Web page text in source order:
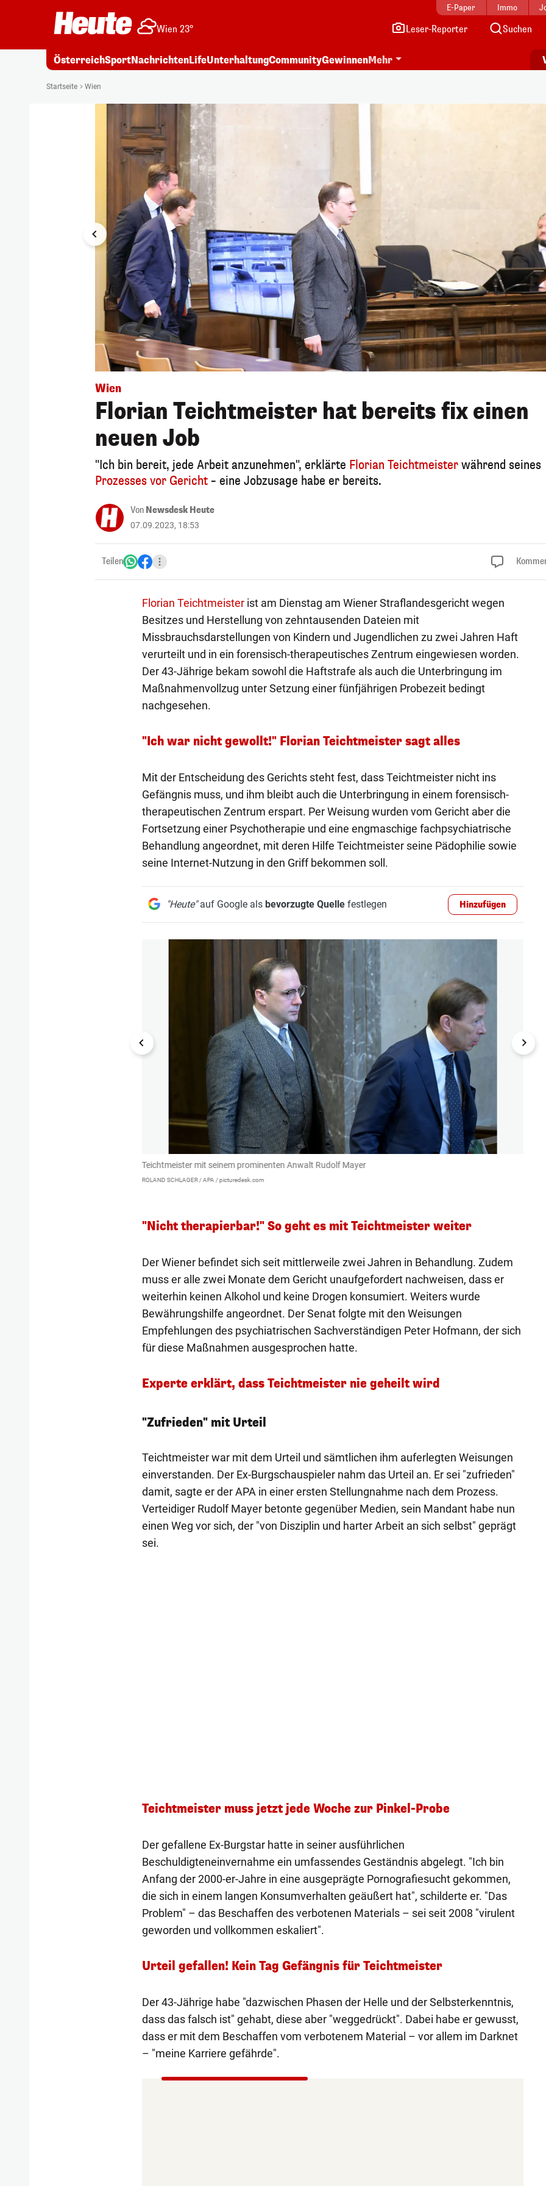
E-Paper Immo
Wien 23° Leser-Reporter Suchen
ÖsterreichSportNachrichtenLifeUnterhaltungCommunityGewinnenMehr
Startseite Wien
Wien
Florian Teichtmeister hat bereits fix einen
neuen Job
"Ich bin bereit, jede Arbeit anzunehmen", erklärte Florian Teichtmeisterwährend seines
Prozesses vor Gericht – eine Jobzusage habe er bereits.
Von Newsdesk Heute
07.09.2023, 18:53
Teilen
Florian Teichtmeisterist am Dienstag am Wiener Straflandesgericht wegen
Besitzes und Herstellung von zehntausenden Dateien mit
Missbrauchsdarstellungen von Kindern und Jugendlichen zu zwei Jahren Haft
verurteilt und in ein forensisch-therapeutisches Zentrum eingewiesen worden.
Der 43-Jährige bekam sowohl die Haftstrafe als auch die Unterbringung im
Maßnahmenvollzug unter Setzung einer fünfjährigen Probezeit bedingt
nachgesehen.
"Ich war nicht gewollt!" Florian Teichtmeister sagt alles
Mit der Entscheidung des Gerichts steht fest, dass Teichtmeister nicht ins
Gefängnis muss, und ihm bleibt auch die Unterbringung in einem forensisch-
therapeutischen Zentrum erspart. Per Weisung wurden vom Gericht aber die
Fortsetzung einer Psychotherapie und eine engmaschige fachpsychiatrische
Behandlung angeordnet, mit deren Hilfe Teichtmeister seine Pädophilie sowie
seine Internet-Nutzung in den Griff bekommen soll.
"Heute"auf Google als bevorzugte Quellefestlegen Hinzufügen
1/11
Teichtmeister mit seinem prominenten Anwalt Rudolf Mayer
ROLAND SCHLAGER / APA / picturedesk.com
"Nicht therapierbar!" So geht es mit Teichtmeister weiter
Der Wiener befindet sich seit mittlerweile zwei Jahren in Behandlung. Zudem
muss er alle zwei Monate dem Gericht unaufgefordert nachweisen, dass er
weiterhin keinen Alkohol und keine Drogen konsumiert. Weiters wurde
Bewährungshilfe angeordnet. Der Senat folgte mit den Weisungen
Empfehlungen des psychiatrischen Sachverständigen Peter Hofmann, der sich
für diese Maßnahmen ausgesprochen hatte.
Experte erklärt, dass Teichtmeister nie geheilt wird
"Zufrieden" mit Urteil
Teichtmeister war mit dem Urteil und sämtlichen ihm auferlegten Weisungen
einverstanden. Der Ex-Burgschauspieler nahm das Urteil an. Er sei "zufrieden"
damit, sagte er der APA in einer ersten Stellungnahme nach dem Prozess.
Verteidiger Rudolf Mayer betonte gegenüber Medien, sein Mandant habe nun
einen Weg vor sich, der "von Disziplin und harter Arbeit an sich selbst" geprägt
sei.
Teichtmeister muss jetzt jede Woche zur Pinkel-Probe
Der gefallene Ex-Burgstar hatte in seiner ausführlichen
Beschuldigteneinvernahme ein umfassendes Geständnis abgelegt. "Ich bin
Anfang der 2000-er-Jahre in eine ausgeprägte Pornografiesucht gekommen,
die sich in einem langen Konsumverhalten geäußert hat", schilderte er. "Das
Problem" – das Beschaffen des verbotenen Materials – sei seit 2008 "virulent
geworden und vollkommen eskaliert".
Urteil gefallen! Kein Tag Gefängnis für Teichtmeister
Der 43-Jährige habe "dazwischen Phasen der Helle und der Selbsterkenntnis,
dass das falsch ist" gehabt, diese aber "weggedrückt". Dabei habe er gewusst,
dass er mit dem Beschaffen vom verbotenem Material – vor allem im Darknet
– "meine Karriere gefährde".